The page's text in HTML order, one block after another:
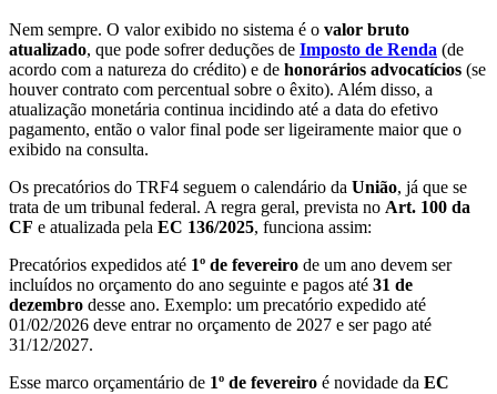
Nem sempre. O valor exibido no sistema é o valor bruto
atualizado, que pode sofrer deduções de Imposto de Renda (de
acordo com a natureza do crédito) e de honorários advocatícios (se
houver contrato com percentual sobre o êxito). Além disso, a
atualização monetária continua incidindo até a data do efetivo
pagamento, então o valor final pode ser ligeiramente maior que o
exibido na consulta.
Os precatórios do TRF4 seguem o calendário da União, já que se
trata de um tribunal federal. A regra geral, prevista no Art. 100 da
CF e atualizada pela EC 136/2025, funciona assim:
Precatórios expedidos até 1º de fevereiro de um ano devem ser
incluídos no orçamento do ano seguinte e pagos até 31 de
dezembro desse ano. Exemplo: um precatório expedido até
01/02/2026 deve entrar no orçamento de 2027 e ser pago até
31/12/2027.
Esse marco orçamentário de 1º de fevereiro é novidade da EC